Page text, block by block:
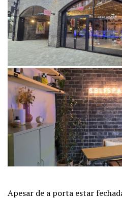
Apesar de a porta estar